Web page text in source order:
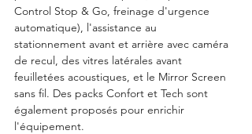
Control Stop & Go, freinage d'urgence
automatique), l'assistance au
stationnement avant et arrière avec caméra
de recul, des vitres latérales avant
feuilletées acoustiques, et le Mirror Screen
sans fil. Des packs Confort et Tech sont
également proposés pour enrichir
l'équipement.